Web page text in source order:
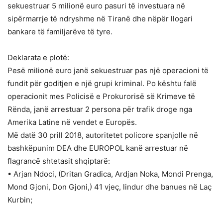
sekuestruar 5 milionë euro pasuri të investuara në
sipërmarrje të ndryshme në Tiranë dhe nëpër llogari
bankare të familjarëve të tyre.
Deklarata e plotë:
Pesë milionë euro janë sekuestruar pas një operacioni të
fundit për goditjen e një grupi kriminal. Po kështu falë
operacionit mes Policisë e Prokurorisë së Krimeve të
Rënda, janë arrestuar 2 persona për trafik droge nga
Amerika Latine në vendet e Europës.
Më datë 30 prill 2018, autoritetet policore spanjolle në
bashkëpunim DEA dhe EUROPOL kanë arrestuar në
flagrancë shtetasit shqiptarë:
• Arjan Ndoci, (Dritan Gradica, Ardjan Noka, Mondi Prenga,
Mond Gjoni, Don Gjoni,) 41 vjeç, lindur dhe banues në Laç
Kurbin;